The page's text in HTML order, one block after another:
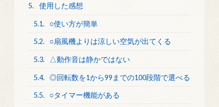
5. 使用した感想
5.1. ○使い方が簡単
5.2. ○扇風機よりは涼しい空気が出てくる
5.3. △動作音は静かではない
5.4. ◎回転数を1から99までの100段階で選べる
5.5. ○タイマー機能がある